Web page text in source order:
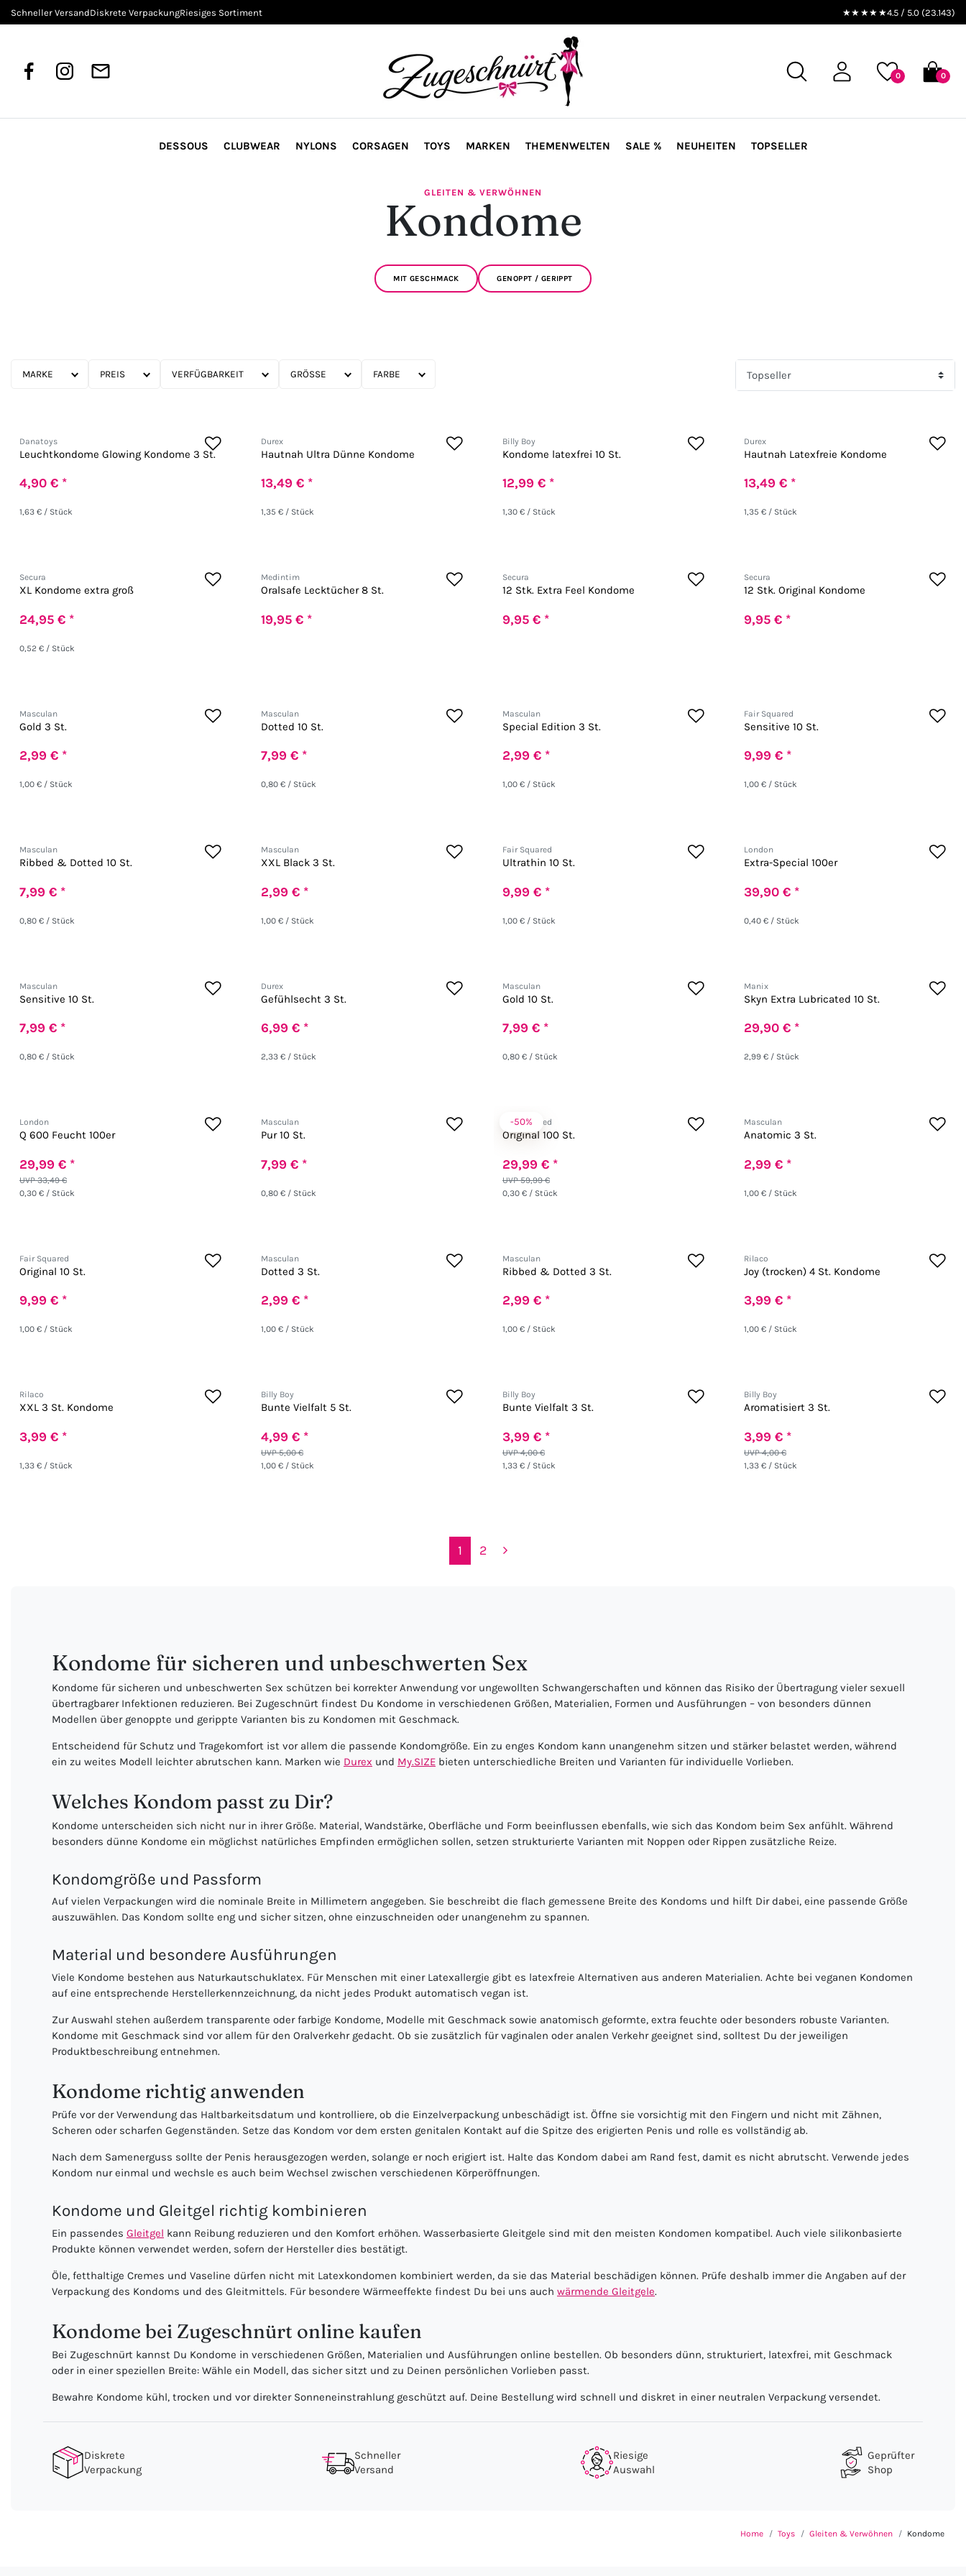
Schneller VersandDiskrete VerpackungRiesiges Sortiment ★★★★★4.5 / 5.0 (23.143)
0 0
DESSOUS CLUBWEAR NYLONS CORSAGEN TOYS MARKEN THEMENWELTEN SALE % NEUHEITEN TOPSELLER
GLEITEN & VERWÖHNEN
Kondome
MIT GESCHMACK GENOPPT / GERIPPT
MARKE PREIS VERFÜGBARKEIT GRÖSSE FARBE
Danatoys
Leuchtkondome Glowing Kondome 3 St.
4,90 € *
1,63 € / Stück
Durex
Hautnah Ultra Dünne Kondome
13,49 € *
1,35 € / Stück
Billy Boy
Kondome latexfrei 10 St.
12,99 € *
1,30 € / Stück
Durex
Hautnah Latexfreie Kondome
13,49 € *
1,35 € / Stück
Secura
XL Kondome extra groß
24,95 € *
0,52 € / Stück
Medintim
Oralsafe Lecktücher 8 St.
19,95 € *
Secura
12 Stk. Extra Feel Kondome
9,95 € *
Secura
12 Stk. Original Kondome
9,95 € *
Masculan
Gold 3 St.
2,99 € *
1,00 € / Stück
Masculan
Dotted 10 St.
7,99 € *
0,80 € / Stück
Masculan
Special Edition 3 St.
2,99 € *
1,00 € / Stück
Fair Squared
Sensitive 10 St.
9,99 € *
1,00 € / Stück
Masculan
Ribbed & Dotted 10 St.
7,99 € *
0,80 € / Stück
Masculan
XXL Black 3 St.
2,99 € *
1,00 € / Stück
Fair Squared
Ultrathin 10 St.
9,99 € *
1,00 € / Stück
London
Extra-Special 100er
39,90 € *
0,40 € / Stück
Masculan
Sensitive 10 St.
7,99 € *
0,80 € / Stück
Durex
Gefühlsecht 3 St.
6,99 € *
2,33 € / Stück
Masculan
Gold 10 St.
7,99 € *
0,80 € / Stück
Manix
Skyn Extra Lubricated 10 St.
29,90 € *
2,99 € / Stück
London
Q 600 Feucht 100er
UVP 33,49 €
29,99 € *
0,30 € / Stück
Masculan
Pur 10 St.
7,99 € *
0,80 € / Stück
-50%
Fair Squared
Original 100 St.
UVP 59,99 €
29,99 € *
0,30 € / Stück
Masculan
Anatomic 3 St.
2,99 € *
1,00 € / Stück
Fair Squared
Original 10 St.
9,99 € *
1,00 € / Stück
Masculan
Dotted 3 St.
2,99 € *
1,00 € / Stück
Masculan
Ribbed & Dotted 3 St.
2,99 € *
1,00 € / Stück
Rilaco
Joy (trocken) 4 St. Kondome
3,99 € *
1,00 € / Stück
Rilaco
XXL 3 St. Kondome
3,99 € *
1,33 € / Stück
Billy Boy
Bunte Vielfalt 5 St.
UVP 5,00 €
4,99 € *
1,00 € / Stück
Billy Boy
Bunte Vielfalt 3 St.
UVP 4,00 €
3,99 € *
1,33 € / Stück
Billy Boy
Aromatisiert 3 St.
UVP 4,00 €
3,99 € *
1,33 € / Stück
1 2
Kondome für sicheren und unbeschwerten Sex
Kondome für sicheren und unbeschwerten Sex schützen bei korrekter Anwendung vor ungewollten Schwangerschaften und können das Risiko der Übertragung vieler sexuell
übertragbarer Infektionen reduzieren. Bei Zugeschnürt findest Du Kondome in verschiedenen Größen, Materialien, Formen und Ausführungen – von besonders dünnen
Modellen über genoppte und gerippte Varianten bis zu Kondomen mit Geschmack.
Entscheidend für Schutz und Tragekomfort ist vor allem die passende Kondomgröße. Ein zu enges Kondom kann unangenehm sitzen und stärker belastet werden, während
ein zu weites Modell leichter abrutschen kann. Marken wie Durex und My.SIZE bieten unterschiedliche Breiten und Varianten für individuelle Vorlieben.
Welches Kondom passt zu Dir?
Kondome unterscheiden sich nicht nur in ihrer Größe. Material, Wandstärke, Oberfläche und Form beeinflussen ebenfalls, wie sich das Kondom beim Sex anfühlt. Während
besonders dünne Kondome ein möglichst natürliches Empfinden ermöglichen sollen, setzen strukturierte Varianten mit Noppen oder Rippen zusätzliche Reize.
Kondomgröße und Passform
Auf vielen Verpackungen wird die nominale Breite in Millimetern angegeben. Sie beschreibt die flach gemessene Breite des Kondoms und hilft Dir dabei, eine passende Größe
auszuwählen. Das Kondom sollte eng und sicher sitzen, ohne einzuschneiden oder unangenehm zu spannen.
Material und besondere Ausführungen
Viele Kondome bestehen aus Naturkautschuklatex. Für Menschen mit einer Latexallergie gibt es latexfreie Alternativen aus anderen Materialien. Achte bei veganen Kondomen
auf eine entsprechende Herstellerkennzeichnung, da nicht jedes Produkt automatisch vegan ist.
Zur Auswahl stehen außerdem transparente oder farbige Kondome, Modelle mit Geschmack sowie anatomisch geformte, extra feuchte oder besonders robuste Varianten.
Kondome mit Geschmack sind vor allem für den Oralverkehr gedacht. Ob sie zusätzlich für vaginalen oder analen Verkehr geeignet sind, solltest Du der jeweiligen
Produktbeschreibung entnehmen.
Kondome richtig anwenden
Prüfe vor der Verwendung das Haltbarkeitsdatum und kontrolliere, ob die Einzelverpackung unbeschädigt ist. Öffne sie vorsichtig mit den Fingern und nicht mit Zähnen,
Scheren oder scharfen Gegenständen. Setze das Kondom vor dem ersten genitalen Kontakt auf die Spitze des erigierten Penis und rolle es vollständig ab.
Nach dem Samenerguss sollte der Penis herausgezogen werden, solange er noch erigiert ist. Halte das Kondom dabei am Rand fest, damit es nicht abrutscht. Verwende jedes
Kondom nur einmal und wechsle es auch beim Wechsel zwischen verschiedenen Körperöffnungen.
Kondome und Gleitgel richtig kombinieren
Ein passendes Gleitgel kann Reibung reduzieren und den Komfort erhöhen. Wasserbasierte Gleitgele sind mit den meisten Kondomen kompatibel. Auch viele silikonbasierte
Produkte können verwendet werden, sofern der Hersteller dies bestätigt.
Öle, fetthaltige Cremes und Vaseline dürfen nicht mit Latexkondomen kombiniert werden, da sie das Material beschädigen können. Prüfe deshalb immer die Angaben auf der
Verpackung des Kondoms und des Gleitmittels. Für besondere Wärmeeffekte findest Du bei uns auch wärmende Gleitgele.
Kondome bei Zugeschnürt online kaufen
Bei Zugeschnürt kannst Du Kondome in verschiedenen Größen, Materialien und Ausführungen online bestellen. Ob besonders dünn, strukturiert, latexfrei, mit Geschmack
oder in einer speziellen Breite: Wähle ein Modell, das sicher sitzt und zu Deinen persönlichen Vorlieben passt.
Bewahre Kondome kühl, trocken und vor direkter Sonneneinstrahlung geschützt auf. Deine Bestellung wird schnell und diskret in einer neutralen Verpackung versendet.
Diskrete
Verpackung
Schneller
Versand
Riesige
Auswahl
Geprüfter
Shop
Home Toys Gleiten & Verwöhnen Kondome